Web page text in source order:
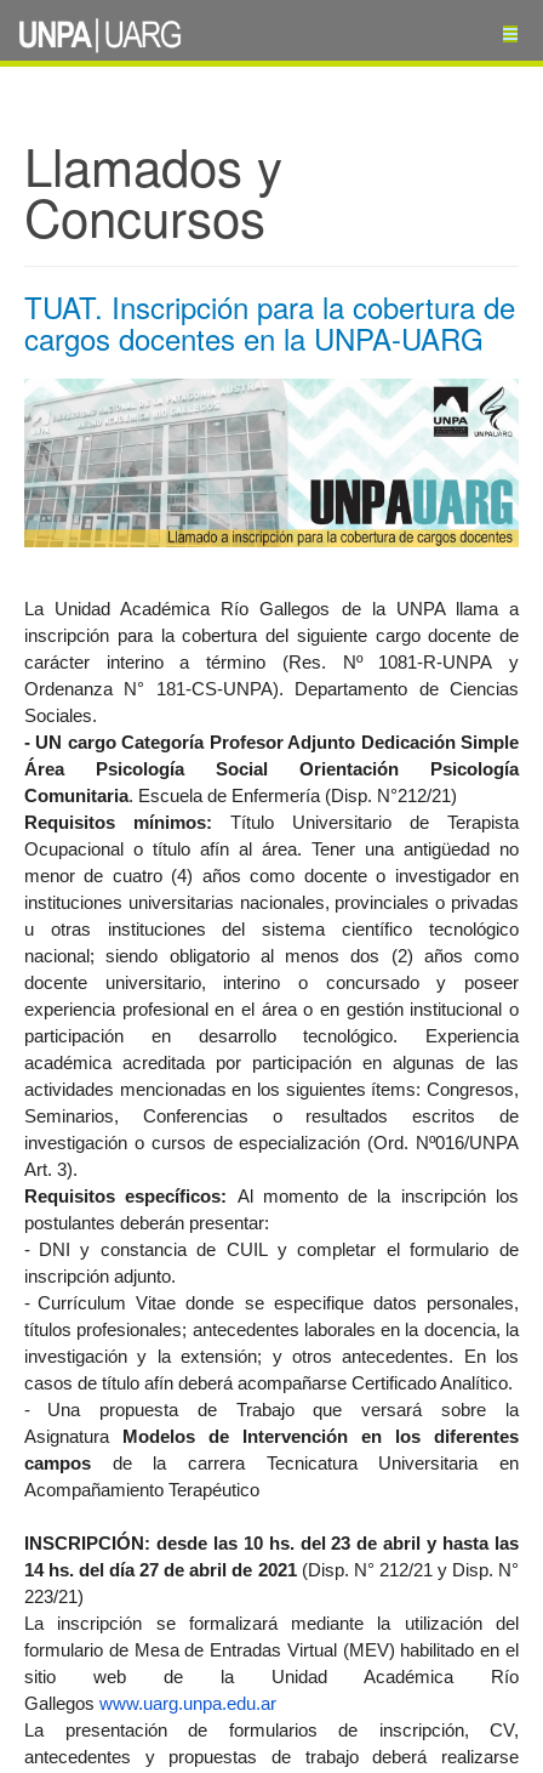
Llamados y
Concursos
TUAT. Inscripción para la cobertura de
cargos docentes en la UNPA-UARG
La Unidad Académica Río Gallegos de la UNPA llama a
inscripción para la cobertura del siguiente cargo docente de
carácter interino a término (Res. Nº 1081-R-UNPA
y
Ordenanza N° 181-CS-UNPA). Departamento de Ciencias
Sociales.
- UN cargo Categoría Profesor Adjunto Dedicación Simple
Área Psicología Social Orientación Psicología
Comunitaria. Escuela de Enfermería (Disp. N°212/21)
Requisitos mínimos: Título Universitario de Terapista
Ocupacional o título afín al área. Tener una antigüedad no
menor de cuatro (4) años como docente o investigador en
instituciones universitarias nacionales, provinciales o privadas
u otras instituciones del sistema científico tecnológico
nacional; siendo obligatorio al menos dos (2) años como
docente universitario, interino o concursado y poseer
experiencia profesional en el área o en gestión institucional o
participación en desarrollo tecnológico. Experiencia
académica acreditada por participación en algunas de las
actividades mencionadas en los siguientes ítems: Congresos,
Seminarios, Conferencias o resultados escritos de
investigación o cursos de especialización (Ord. Nº016/UNPA
Art. 3).
Requisitos específicos: Al momento de la inscripción los
postulantes deberán presentar:
- DNI y constancia de CUIL y completar el formulario de
inscripción adjunto.
- Currículum Vitae donde se especifique datos personales,
títulos profesionales; antecedentes laborales en la docencia, la
investigación y la extensión; y otros antecedentes. En los
casos de título afín deberá acompañarse Certificado Analítico.
-
Una propuesta de Trabajo que versará sobre la
Asignatura Modelos de Intervención en los diferentes
campos de la carrera Tecnicatura Universitaria en
Acompañamiento Terapéutico
INSCRIPCIÓN: desde las 10 hs. del 23 de abril y hasta las
14 hs. del día 27 de abril de 2021 (Disp. N° 212/21 y Disp. N°
223/21)
La inscripción se formalizará mediante la utilización del
formulario de Mesa de Entradas Virtual (MEV) habilitado en el
sitio web de la Unidad Académica Río
Gallegos www.uarg.unpa.edu.ar
La presentación de formularios de inscripción, CV,
antecedentes y propuestas de trabajo deberá realizarse